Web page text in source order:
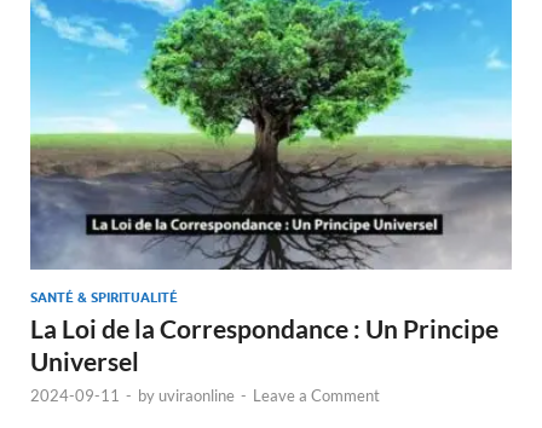
SANTÉ & SPIRITUALITÉ
La Loi de la Correspondance : Un Principe
Universel
2024-09-11 - byuviraonline - Leave a Comment